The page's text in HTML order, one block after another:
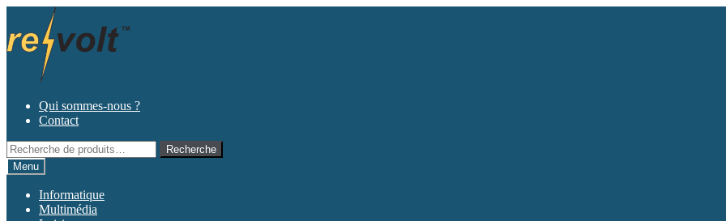
la
navigation
contenu
Qui sommes-nous ?
Contact
Recherche
pour :
Recherche
Menu
Informatique
Multimédia